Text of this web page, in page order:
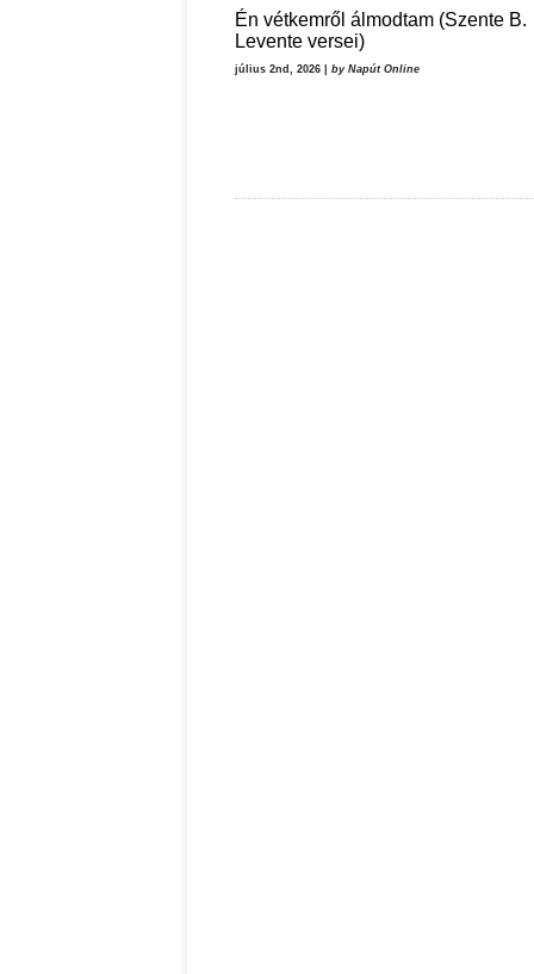
Én vétkemről álmodtam (Szente B.
Levente versei)
július 2nd, 2026 | by Napút Online